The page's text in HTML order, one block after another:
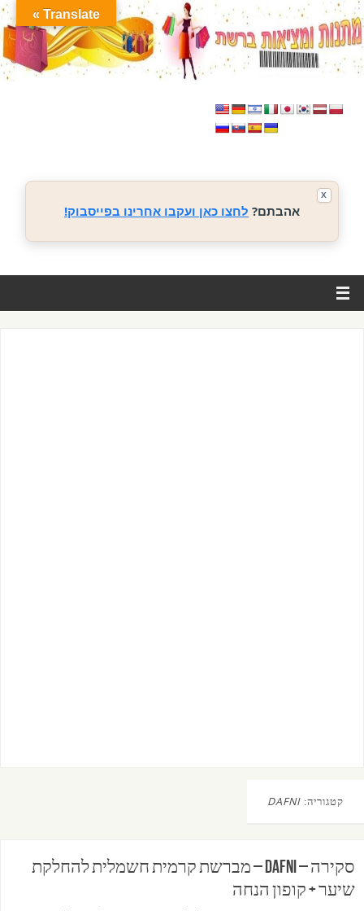
אהבתם? לחצו כאן ועקבו אחרינו בפייסבוק!
X
קטגוריה: DAFNI
סקירה – DAFNI – מברשת קרמית חשמלית להחלקת
שיער + קופון הנחה
Translate »